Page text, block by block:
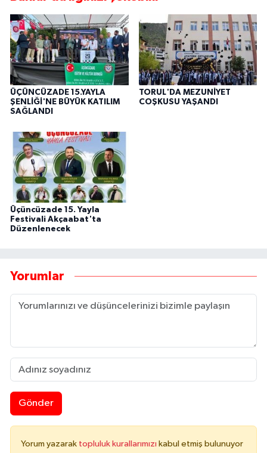
ÜÇÜNCÜZADE 15.YAYLA
ŞENLİĞİ'NE BÜYÜK KATILIM
SAĞLANDI
TORUL'DA MEZUNİYET
COŞKUSU YAŞANDI
Üçüncüzade 15. Yayla
Festivali Akçaabat'ta
Düzenlenecek
Yorumlar
Gönder
Yorum yazarak topluluk kurallarımızı kabul etmiş bulunuyor